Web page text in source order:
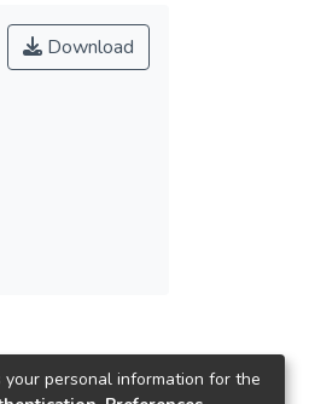
Download
personal information for the